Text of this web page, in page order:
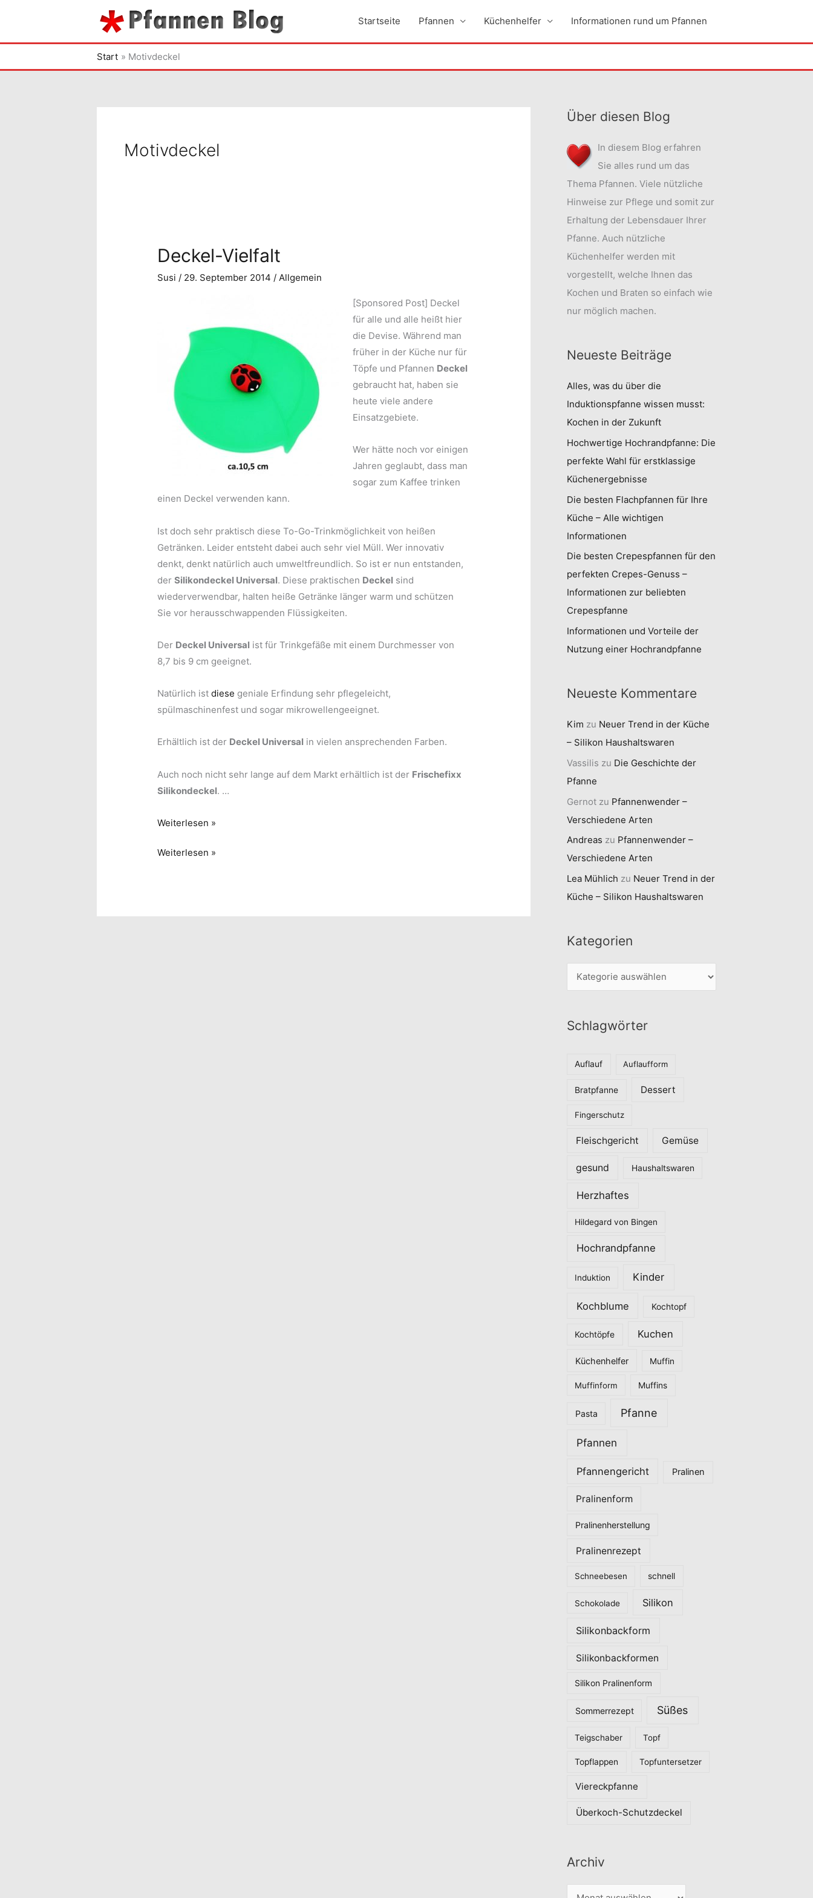
springen
Startseite Pfannen Küchenhelfer Informationen rund um Pfannen
Start Motivdeckel
Motivdeckel
Deckel-Vielfalt
Susi / 29. September 2014 /Allgemein
[Sponsored Post] Deckel
für alle und alle heißt hier
die Devise. Während man
früher in der Küche nur für
Töpfe und Pfannen Deckel
gebraucht hat, haben sie
heute viele andere
Einsatzgebiete.
Wer hätte noch vor einigen
Jahren geglaubt, dass man
sogar zum Kaffee trinken
einen Deckel verwenden kann.
Ist doch sehr praktisch diese To-Go-Trinkmöglichkeit von heißen
Getränken. Leider entsteht dabei auch sehr viel Müll. Wer innovativ
denkt, denkt natürlich auch umweltfreundlich. So ist er nun entstanden,
derSilikondeckel Universal. Diese praktischen Deckel sind
wiederverwendbar, halten heiße Getränke länger warm und schützen
Sie vor herausschwappenden Flüssigkeiten.
Der Deckel Universal ist für Trinkgefäße mit einem Durchmesser von
8,7 bis 9 cm geeignet.
Natürlich istdiese geniale Erfindung sehr pflegeleicht,
spülmaschinenfest und sogar mikrowellengeeignet.
Erhältlich ist der Deckel Universal in vielen ansprechenden Farben.
Auch noch nicht sehr lange auf dem Markt erhältlich ist der Frischefixx
Silikondeckel. …
Deckel-
Weiterlesen »
Deckel-
Weiterlesen »
Über diesen Blog
In diesem Blog erfahren
Sie alles rund um das
Thema Pfannen. Viele nützliche
Hinweise zur Pflege und somit zur
Erhaltung der Lebensdauer Ihrer
Pfanne. Auch nützliche
Küchenhelfer werden mit
vorgestellt, welche Ihnen das
Kochen und Braten so einfach wie
nur möglich machen.
Neueste Beiträge
Alles, was du über die
Induktionspfanne wissen musst:
Kochen in der Zukunft
Hochwertige Hochrandpfanne: Die
perfekte Wahl für erstklassige
Küchenergebnisse
Die besten Flachpfannen für Ihre
Küche – Alle wichtigen
Informationen
Die besten Crepespfannen für den
perfekten Crepes-Genuss –
Informationen zur beliebten
Crepespfanne
Informationen und Vorteile der
Nutzung einer Hochrandpfanne
Neueste Kommentare
Kim zu Neuer Trend in der Küche
– Silikon Haushaltswaren
Vassilis zu Die Geschichte der
Pfanne
Gernotzu Pfannenwender –
Verschiedene Arten
Andreas zu Pfannenwender –
Verschiedene Arten
Lea Mühlich zu Neuer Trend in der
Küche – Silikon Haushaltswaren
Kategorien
a
e
Schlagwörter
Auflauf Auflaufform
Bratpfanne Dessert
Fingerschutz
Fleischgericht Gemüse
gesund Haushaltswaren
Herzhaftes
Hildegard von Bingen
Hochrandpfanne
Induktion Kinder
Kochblume Kochtopf
Kochtöpfe Kuchen
Küchenhelfer Muffin
Muffinform Muffins
Pasta Pfanne
Pfannen
Pfannengericht Pralinen
Pralinenform
Pralinenherstellung
Pralinenrezept
Schneebesen schnell
Schokolade Silikon
Silikonbackform
Silikonbackformen
Silikon Pralinenform
Sommerrezept Süßes
Teigschaber Topf
Topflappen Topfuntersetzer
Viereckpfanne
Überkoch-Schutzdeckel
Archiv